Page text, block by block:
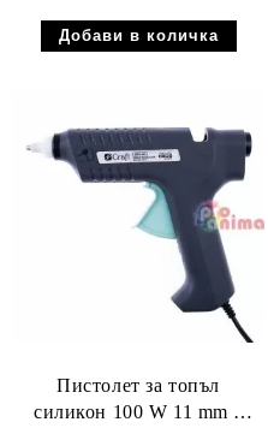
Пистолет за топъл
силикон 100 W 11 mm с